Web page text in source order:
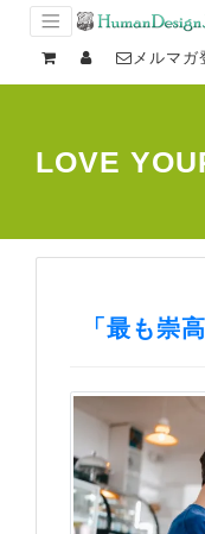
メルマガ
LOVE
「最も崇